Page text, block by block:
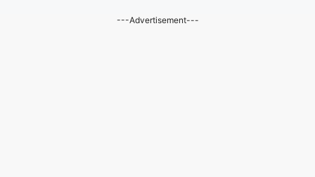
---Advertisement---